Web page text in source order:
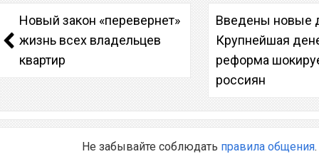
Новый закон «перевернет»
жизнь всех владельцев
квартир
Введены новые
Крупнейшая
реформа
россиян
Не забывайте соблюдать правила общения.